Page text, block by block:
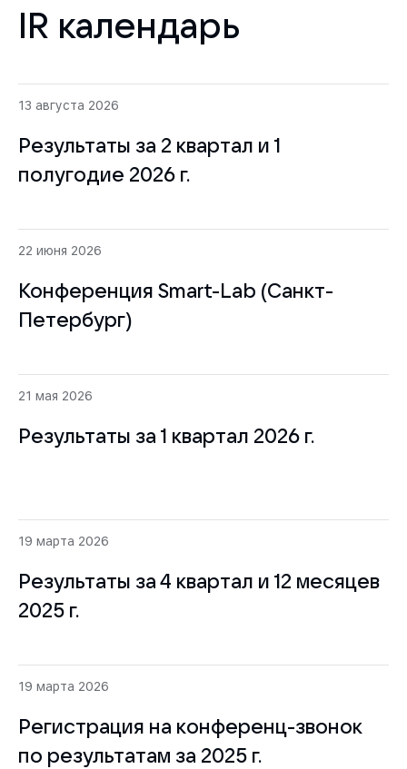
IR календарь
13 августа 2026
Результаты за 2 квартал и 1
полугодие 2026 г.
22 июня 2026
Конференция Smart-Lab (Санкт-
Петербург)
21 мая 2026
Результаты за 1 квартал 2026 г.
19 марта 2026
Результаты за 4 квартал и 12 месяцев
2025 г.
19 марта 2026
Регистрация на конференц-звонок
по результатам за 2025 г.